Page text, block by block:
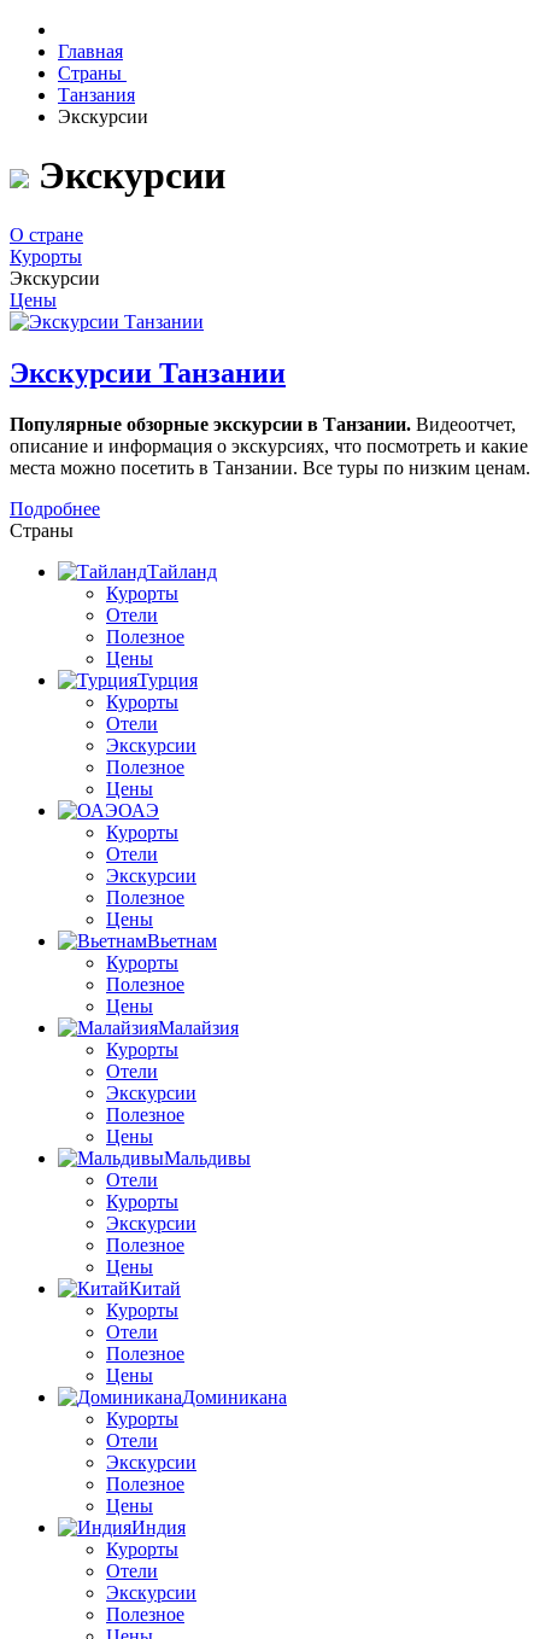
Главная
Страны
Танзания
Экскурсии
Экскурсии
О стране
Курорты
Экскурсии
Цены
Экскурсии Танзании
Популярные обзорные экскурсии в Танзании. Видеоотчет,
описание и информация о экскурсиях, что посмотреть и какие
места можно посетить в Танзании. Все туры по низким ценам.
Подробнее
Страны
Тайланд
Курорты
Отели
Полезное
Цены
Турция
Курорты
Отели
Экскурсии
Полезное
Цены
ОАЭ
Курорты
Отели
Экскурсии
Полезное
Цены
Вьетнам
Курорты
Полезное
Цены
Малайзия
Курорты
Отели
Экскурсии
Полезное
Цены
Мальдивы
Отели
Курорты
Экскурсии
Полезное
Цены
Китай
Курорты
Отели
Полезное
Цены
Доминикана
Курорты
Отели
Экскурсии
Полезное
Цены
Индия
Курорты
Отели
Экскурсии
Полезное